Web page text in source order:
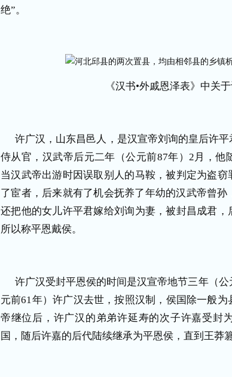
绝”。
《汉书•外戚恩泽表》中关
许广汉，山东昌邑人，是汉宣帝刘询的皇后许
侍从官，汉武帝后元二年（公元前87年）2月，他
当汉武帝出游时因误取别人的马鞍，被判定为盗窃
了宦者，后来就有了机会抚养了年幼的汉武帝曾孙
还把他的女儿许平君嫁给刘询为妻，被封昌成君，
所以称平恩戴侯。
许广汉受封平恩侯的时间是汉宣帝地节三年（
元前61年）许广汉去世，按照汉制，侯国除一般
帝继位后，许广汉的弟弟许延寿的次子许嘉受封
国，随后许嘉的后代陆续继承为平恩侯，直到王莽